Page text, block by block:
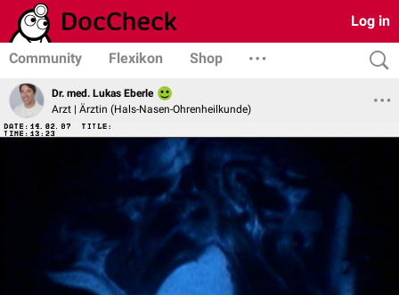
Log in
Community Flexikon Shop
Dr. med. Lukas Eberle
Arzt | Ärztin (Hals-Nasen-Ohrenheilkunde)